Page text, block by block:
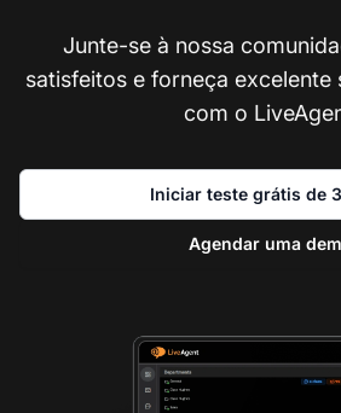
Junte-se à nossa
satisfeitos e forneça excelente
com o
Iniciar teste grátis de
Agendar uma